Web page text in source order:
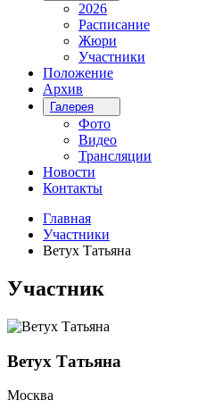
2026
Расписание
Жюри
Участники
Положение
Архив
Галерея
Фото
Видео
Трансляции
Новости
Контакты
Главная
Участники
Ветух Татьяна
Участник
Ветух Татьяна
Москва